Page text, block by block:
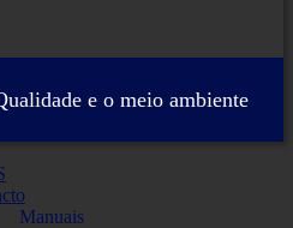
e o meio ambiente
Manuais